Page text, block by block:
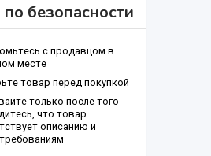
безопасности
с продавцом в
месте
товар перед покупкой
только после того
что товар
описанию и